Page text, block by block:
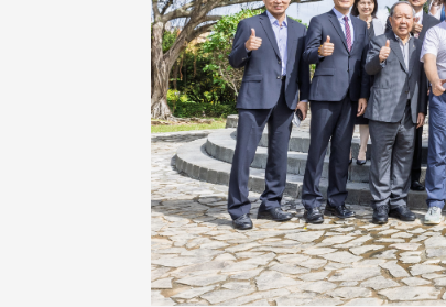
校友会活动 (海
2 版 校友会活动
外、县市)
台北市校友会6月份活